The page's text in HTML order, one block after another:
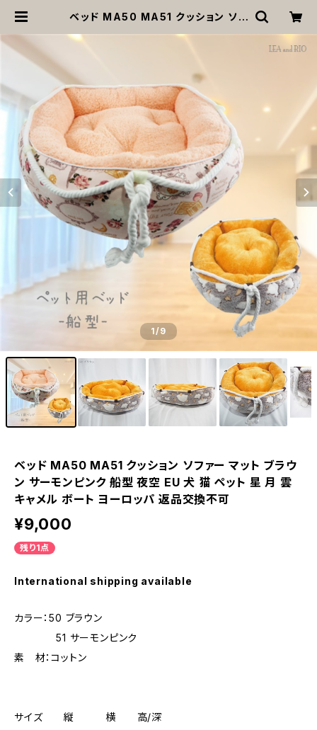
ベッド MA50 MA51 クッション ソフ
船型 夜空 EU 犬 猫 ペット 星 月 雲
1/9
ベッド MA50 MA51 クッション ソファー マット ブラウ
ン サーモンピンク 船型 夜空 EU 犬 猫 ペット 星 月 雲
キャメル ボート ヨーロッパ 返品交換不可
¥9,000
残り1点
International shipping available
カラー：50 ブラウン
51 サーモンピンク
素 材：コットン
サイズ 縦 横 高/深